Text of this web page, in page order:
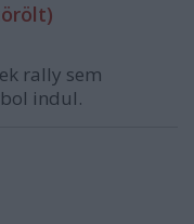
rally sem
indul.